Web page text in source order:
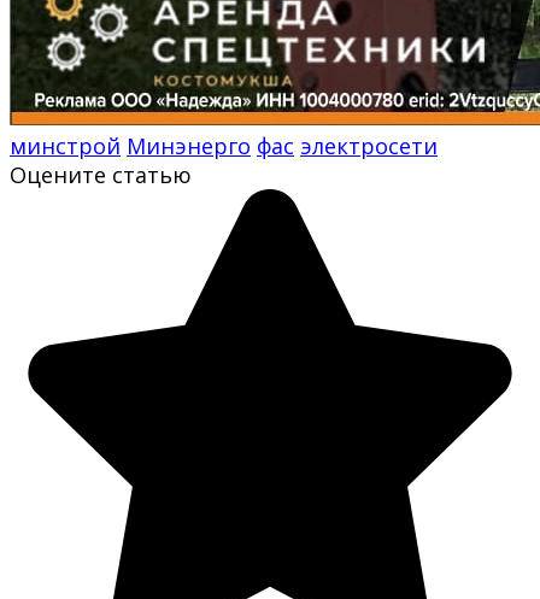
минстрой Минэнерго фас электросети
Оцените статью